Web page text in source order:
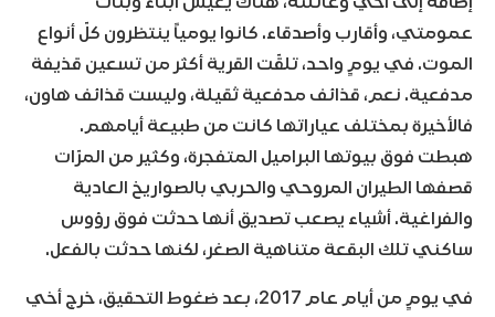
عمومتي، وأقارب وأصدقاء. كانوا يومياً ينتظرون كلّ أنواع
الموت. في يومٍ واحد، تلقّت القرية أكثر من تسعين قذيفة
مدفعية. نعم، قذائف مدفعية ثقيلة، وليست قذائف هاون،
فالأخيرة بمختلف عياراتها كانت من طبيعة أيامهم.
هبطت فوق بيوتها البراميل المتفجرة، وكثير من المرّات
قصفها الطيران المروحي والحربي بالصواريخ العادية
والفراغية. أشياء يصعب تصديق أنها حدثت فوق رؤوس
ساكني تلك البقعة متناهية الصغر، لكنها حدثت بالفعل.
في يومٍ من أيام عام 2017، بعد ضغوط التحقيق، خرج أخي